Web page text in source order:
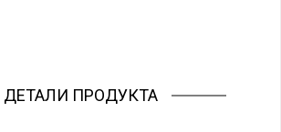
ДЕТАЛИ ПРОДУКТА